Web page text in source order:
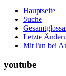
Hauptseite
Suche
Letzte
MitTun bei
youtube